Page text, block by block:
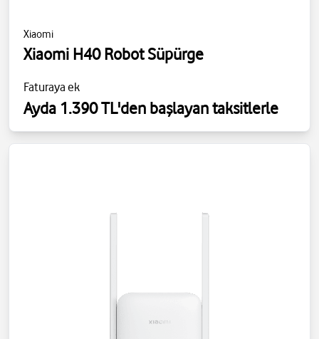
Xiaomi
Xiaomi H40 Robot Süpürge
Faturaya ek
Ayda 1.390 TL'den başlayan taksitlerle